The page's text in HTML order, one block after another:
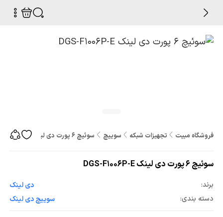
فروشگاه مبیت تجهیزات شبکه سوییچ سوئیچ 6 پورت دی لینک DGS-F1006P-E
سوئیچ 6 پورت دی لینک DGS-F1006P-E
برند:
دی لینک
دسته بندی:
سوییچ دی لینک